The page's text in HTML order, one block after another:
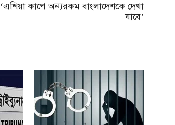
‘এশিয়া কাপে অন্যরকম বাংলাদেশকে দেখা
যাবে’